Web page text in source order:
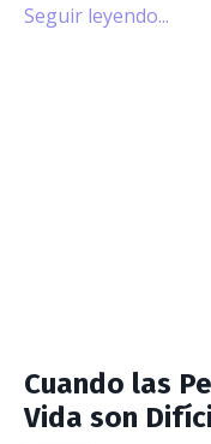
Seguir leyendo...
Cuando las
Vida son